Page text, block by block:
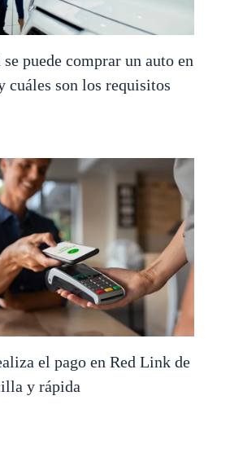
se puede comprar un auto en
cuáles son los requisitos
el pago en Red Link de
y rápida